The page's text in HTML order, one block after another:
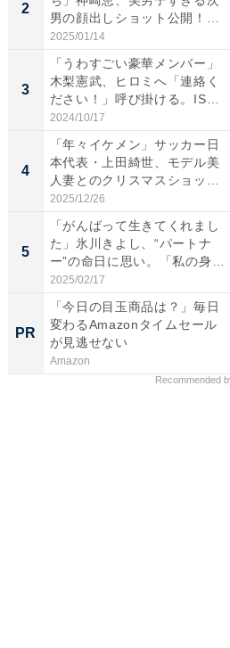
2
男の顔出しショット公開！
「め...
2025/01/14
3
「うわすごい豪華メンバー」
木梨憲武、ヒロミへ「連絡く
ださい！」呼び掛ける。IS
S...
2024/10/17
4
「年々イケメン」サッカー日
本代表・上田綺世、モデル美
人妻とのクリスマスショット
に...
2025/12/26
5
「がんばって生きてくれまし
た」氷川きよし、“パートナ
ー”の命日に思い。「私の身
体...
2025/02/17
PR
「今日の目玉商品は？」毎日
変わるAmazonタイムセール
が見逃せない
Amazon
Recommended